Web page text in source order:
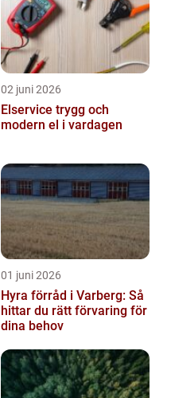
02 juni 2026
Elservice trygg och
modern el i vardagen
01 juni 2026
Hyra förråd i Varberg: Så
hittar du rätt förvaring för
dina behov